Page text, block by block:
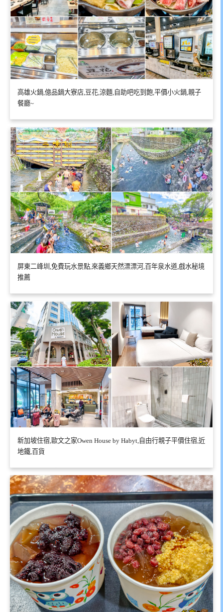
高雄火鍋,億品鍋大寮店,豆花,涼麵,自助吧吃到飽,平價小火鍋,親子
餐廳~
屏東二峰圳,免費玩水景點,來義鄉天然漂漂河,百年泉水道,戲水秘境
推薦
新加坡住宿,歐文之家Owen House by Habyt,自由行親子平價住宿,近
地鐵,百貨